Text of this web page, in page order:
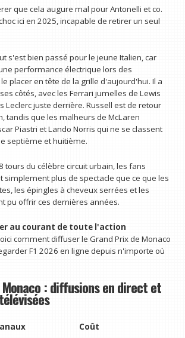
que cela augure mal pour Antonelli et co.
ici en 2025, incapable de retirer un seul
s'est bien passé pour le jeune Italien, car
performance électrique lors des
placer en tête de la grille d'aujourd'hui. Il a
côtés, avec les Ferrari jumelles de Lewis
Leclerc juste derrière. Russell est de retour
tandis que les malheurs de McLaren
Piastri et Lando Norris qui ne se classent
septième et huitième.
tours du célèbre circuit urbain, les fans
simplement plus de spectacle que ce que les
les épingles à cheveux serrées et les
pu offrir ces dernières années.
au courant de toute l'action
comment diffuser le Grand Prix de Monaco
F1 2026 en ligne depuis n'importe où
: diffusions en direct et
Coût